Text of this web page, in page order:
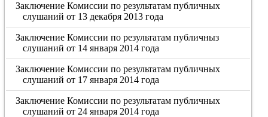
Заключение Комиссии по результатам публичных
слушаний от 13 декабря 2013 года
Заключение Комиссии по результатам публичныз
слушаний от 14 января 2014 года
Заключение Комиссии по результатам публичных
слушаний от 17 января 2014 года
Заключение Комиссии по результатам публичных
слушаний от 24 января 2014 года